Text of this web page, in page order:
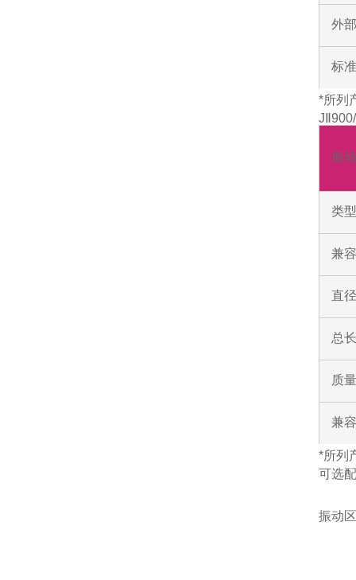
外
标
*所列
振
类型
兼
直
总
质
兼
*所列
可选
振动